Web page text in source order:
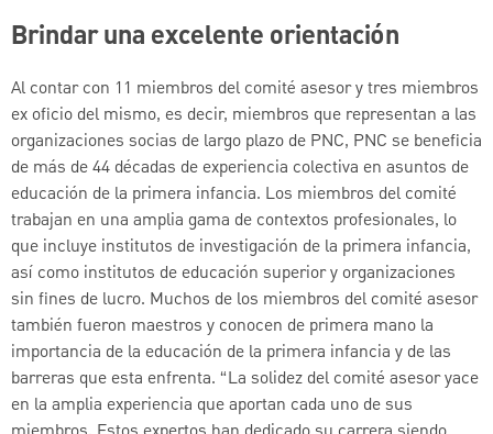
Brindar una excelente orientación
Al contar con 11 miembros del comité asesor y tres miembros
ex oficio del mismo, es decir, miembros que representan a las
organizaciones socias de largo plazo de PNC, PNC se beneficia
de más de 44 décadas de experiencia colectiva en asuntos de
educación de la primera infancia. Los miembros del comité
trabajan en una amplia gama de contextos profesionales, lo
que incluye institutos de investigación de la primera infancia,
así como institutos de educación superior y organizaciones
sin fines de lucro. Muchos de los miembros del comité asesor
también fueron maestros y conocen de primera mano la
importancia de la educación de la primera infancia y de las
barreras que esta enfrenta. “La solidez del comité asesor yace
en la amplia experiencia que aportan cada uno de sus